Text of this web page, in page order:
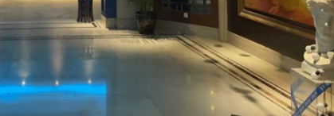
丽思卡尔顿商务会所
丽思卡尔顿商务会所是成都青羊区春熙路商圈富
您没有权限发布内容，请购买会员或者提升权
限。
6位以上
忘记密码？ 已有帐号？登录